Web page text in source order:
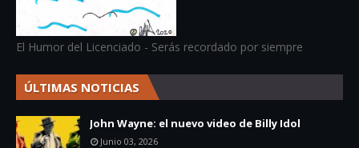
El Humor del Licenciado - Serás recordado por siempre
ÚLTIMAS NOTICIAS
John Wayne: el nuevo video de Billy Idol
Junio 03, 2026